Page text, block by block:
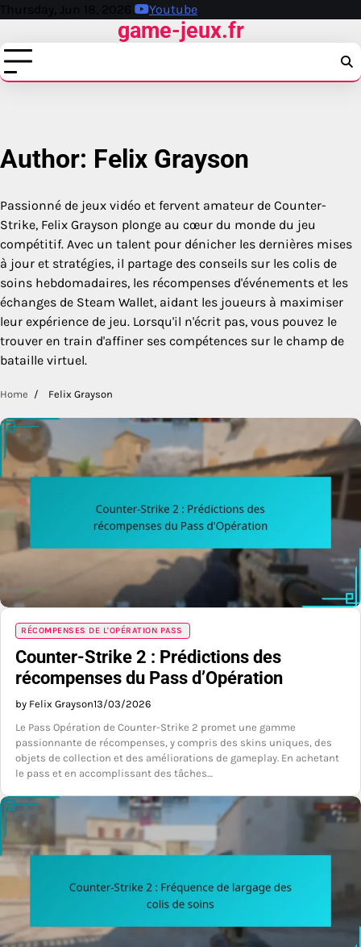
Skip
content
Thursday, Jun 18, 2026 Youtube
game-jeux.fr
Author: Felix Grayson
Passionné de jeux vidéo et fervent amateur de Counter-
Strike, Felix Grayson plonge au cœur du monde du jeu
compétitif. Avec un talent pour dénicher les dernières mises
à jour et stratégies, il partage des conseils sur les colis de
soins hebdomadaires, les récompenses d'événements et les
échanges de Steam Wallet, aidant les joueurs à maximiser
leur expérience de jeu. Lorsqu'il n'écrit pas, vous pouvez le
trouver en train d'affiner ses compétences sur le champ de
bataille virtuel.
Home Felix Grayson
RÉCOMPENSES DE L'OPÉRATION PASS
Counter-Strike 2 : Prédictions des
récompenses du Pass d’Opération
by Felix Grayson13/03/2026
Le Pass Opération de Counter-Strike 2 promet une gamme
passionnante de récompenses, y compris des skins uniques, des
objets de collection et des améliorations de gameplay. En achetant
le pass et en accomplissant des tâches…